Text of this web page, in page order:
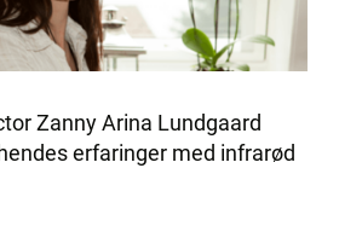
Zanny Arina Lundgaard
erfaringer med infrarød